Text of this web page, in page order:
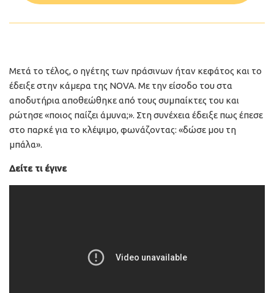
Μετά το τέλος, ο ηγέτης των πράσινων ήταν κεφάτος και το
έδειξε στην κάμερα της NOVA. Με την είσοδο του στα
αποδυτήρια αποθεώθηκε από τους συμπαίκτες του και
ρώτησε «ποιος παίζει άμυνα;». Στη συνέχεια έδειξε πως έπεσε
στο παρκέ για το κλέψιμο, φωνάζοντας: «δώσε μου τη
μπάλα».
Δείτε τι έγινε